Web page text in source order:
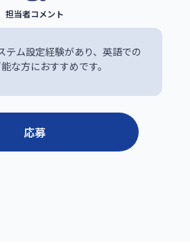
テム設定経験があり、英語での
な方におすすめです。
応募